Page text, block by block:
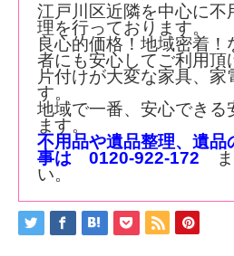
江戸川区近隣を中心に不
理を行っております。
良心的価格！地域密着！
者にも安心してご利用頂
片付けが大変な家具、家
す。
地域で一番、安心できる
ます。
不用品や遺品整理、遺品
事は 0120-922-172 ま
い。